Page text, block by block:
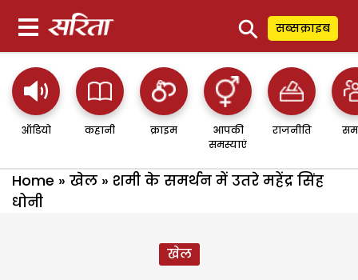
⚲ सब्सक्राइब
ऑडियो कहानी क्राइम
आपकी
समस्याएं
राजनीति
Home » खेल » शमी के समर्थन में उतरे महेंद्र सिंह
धोनी
खेल